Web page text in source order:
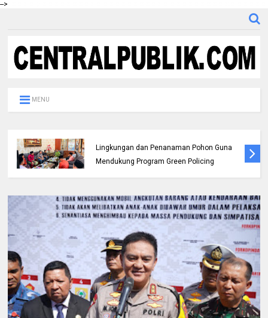
-->
MENU
Lingkungan dan Penanaman Pohon Guna
Mendukung Program Green Policing